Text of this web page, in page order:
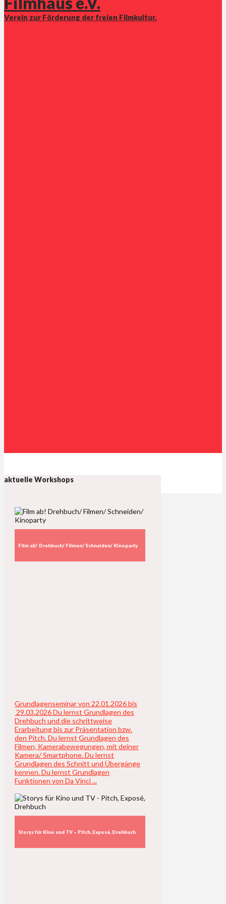
Verein zur Förderung der freien Filmkultur.
aktuelle Workshops
Film ab! Drehbuch/ Filmen/ Schneiden/ Kinoparty
Grundlagenseminar von 22.01.2026 bis
29.03.2026 Du lernst Grundlagen des
Drehbuch und die schrittweise
Erarbeitung bis zur Präsentation bzw.
den Pitch. Du lernst Grundlagen des
Filmen, Kamerabewegungen, mit deiner
Kamera/ Smartphone. Du lernst
Grundlagen des Schnitt und Übergänge
kennen. Du lernst Grundlagen
Funktionen von Da Vinci ...
Storys für Kino und TV – Pitch, Exposé, Drehbuch